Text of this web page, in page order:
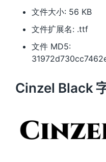
文件大小: 56 KB
文件扩展名: .ttf
文件 MD5:
Cinzel Black